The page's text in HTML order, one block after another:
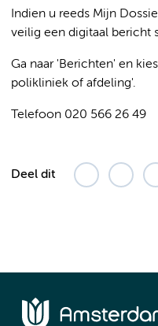
Indien u reeds Mijn
veilig een digitaal bericht
Ga naar 'Berichten' en
polikliniek of afdeling'.
Telefoon 020 566 26 49
Deel dit